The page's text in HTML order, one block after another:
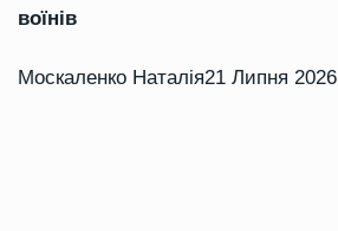
воїнів
Москаленко Наталія21 Липня 2026